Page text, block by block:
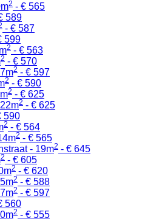
2 - € 565
589
- € 587
599
2 - € 563
2 - € 570
2 - € 597
2 - € 590
2 - € 625
2 - € 625
590
2 - € 564
2 - € 565
- 19m2 - € 645
2 - € 605
2 - € 620
2 - € 588
2 - € 597
560
2 - € 555